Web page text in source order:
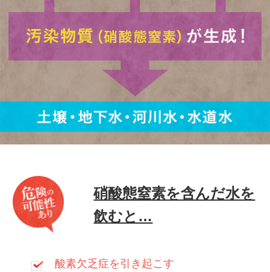
硝酸態窒素を含んだ水を
飲むと…
酸素欠乏症を引き起こす